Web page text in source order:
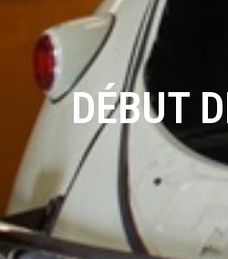
DÉBUT